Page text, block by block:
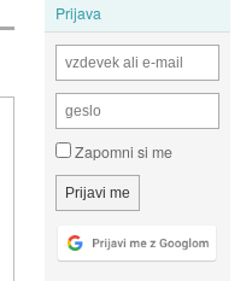
Prijava
Zapomni si me